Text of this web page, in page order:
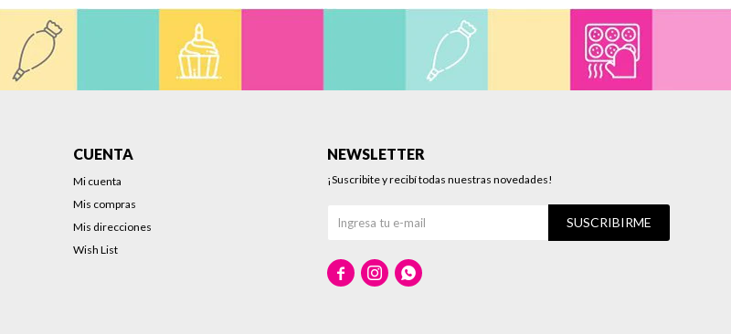
CUENTA
Mi cuenta
Mis compras
Mis direcciones
Wish List
NEWSLETTER
¡Suscribite y recibí todas nuestras novedades!
SUSCRIBIRME
  